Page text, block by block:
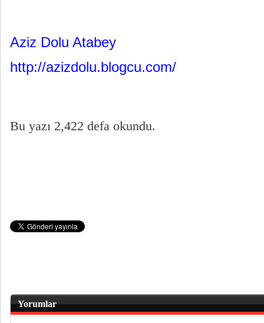
Aziz Dolu Atabey
http://azizdolu.blogcu.com/
Bu yazı 2,422 defa okundu.
Yorumlar